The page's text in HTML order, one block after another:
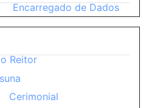
Encarregado de Dados
Reitor
Cerimonial